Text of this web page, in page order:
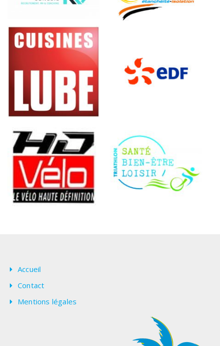
Accueil
Contact
Mentions légales